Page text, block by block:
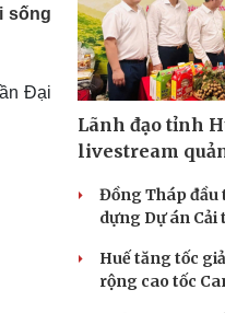
Doanh nghiệp
Thông tin doanh nghiệp
Doanh nghiệp 24h
Doanh nhân
Vì cộng đồng
sống
Đại
Lãnh đạo tỉnh
livestream
Đồng Tháp đầu
dựng Dự án
Huế tăng tốc
rộng cao tốc